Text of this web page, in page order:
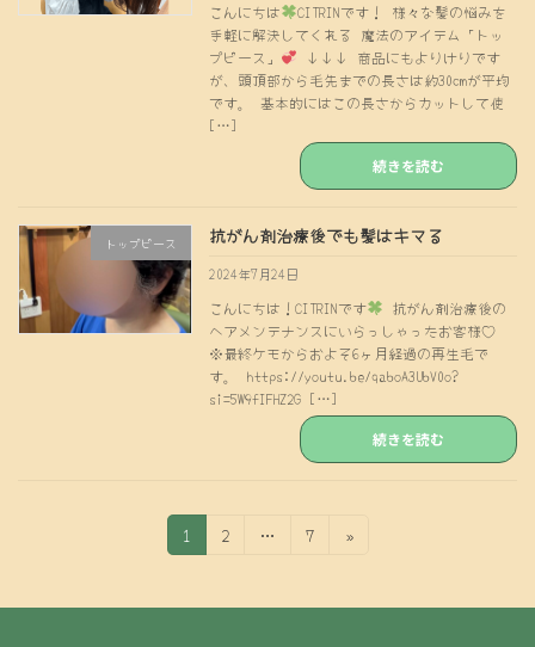
こんにちは
CITRINです！ 様々な髪の悩みを
手軽に解決してくれる 魔法のアイテム「トッ
プピース」
↓↓↓ 商品にもよりけりです
が、頭頂部から毛先までの長さは約30cmが平均
です。 基本的にはこの長さからカットして使
[…]
続きを読む
トップピース 抗がん剤治療後でも髪はキマる
2024年7月24日
こんにちは！CITRINです
抗がん剤治療後の
ヘアメンテナンスにいらっしゃったお客様♡
※最終ケモからおよそ6ヶ月経過の再生毛で
す。 https://youtu.be/qaboA3UbV0o?
si=5W9fIFHZ2G […]
続きを読む
の
固
定
ー
1
固
ー
2 …
固
ー
7 »